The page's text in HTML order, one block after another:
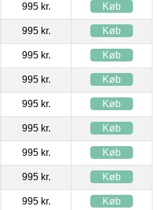
995 kr. Køb
995 kr. Køb
995 kr. Køb
995 kr. Køb
995 kr. Køb
995 kr. Køb
995 kr. Køb
995 kr. Køb
995 kr. Køb